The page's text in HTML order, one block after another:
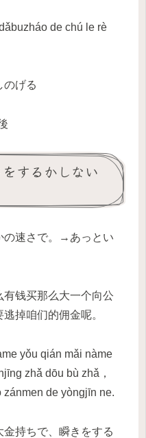
de chú le rè
のげる
するかしない
の速さで。→あっとい
钱买那么大一个向公
掉咱们的佣金呢。
yǒu qián mǎi nàme
zhǎ dōu bù zhǎ，
de yòngjīn ne.
持ちで、瞬きをする